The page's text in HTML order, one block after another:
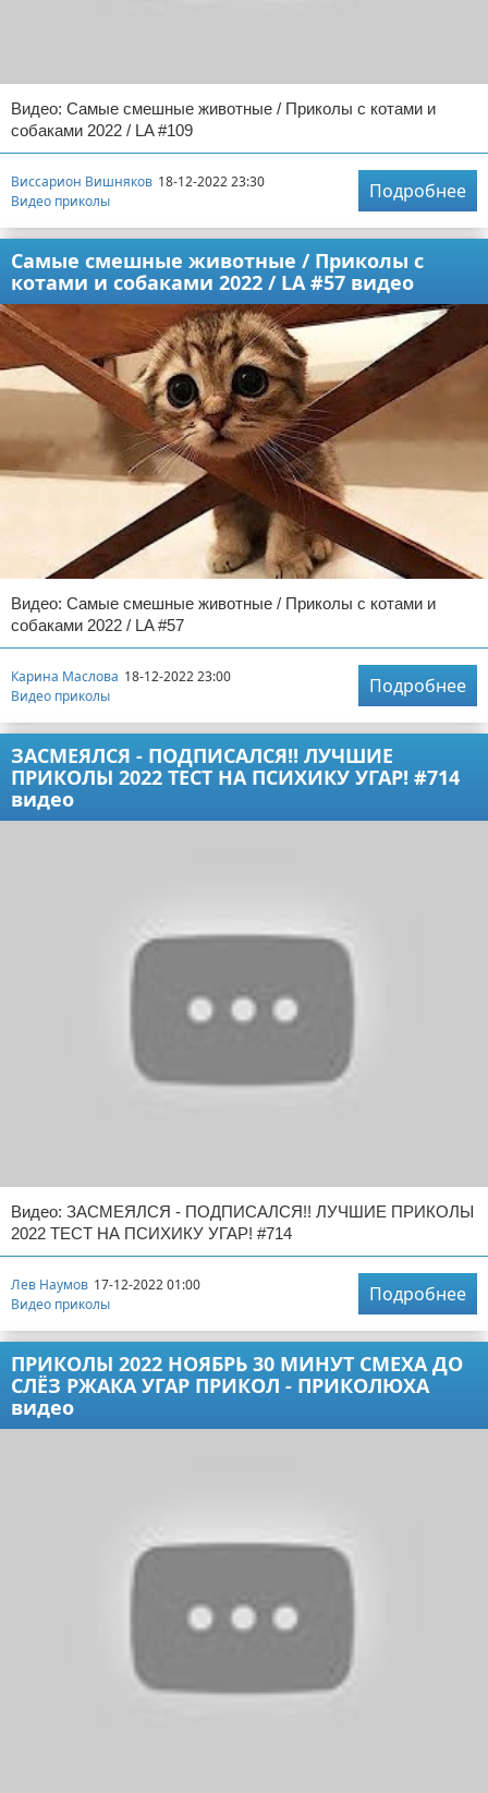
Видео: Самые смешные животные / Приколы с котами и
собаками 2022 / LA #109
Виссарион Вишняков 18-12-2022 23:30
Видео приколы
Подробнее
Самые смешные животные / Приколы с
котами и собаками 2022 / LA #57 видео
Видео: Самые смешные животные / Приколы с котами и
собаками 2022 / LA #57
Карина Маслова 18-12-2022 23:00
Видео приколы
Подробнее
ЗАСМЕЯЛСЯ - ПОДПИСАЛСЯ!! ЛУЧШИЕ
ПРИКОЛЫ 2022 ТЕСТ НА ПСИХИКУ УГАР! #714
видео
Видео: ЗАСМЕЯЛСЯ - ПОДПИСАЛСЯ!! ЛУЧШИЕ ПРИКОЛЫ
2022 ТЕСТ НА ПСИХИКУ УГАР! #714
Лев Наумов 17-12-2022 01:00
Видео приколы
Подробнее
ПРИКОЛЫ 2022 НОЯБРЬ 30 МИНУТ СМЕХА ДО
СЛЁЗ РЖАКА УГАР ПРИКОЛ - ПРИКОЛЮХА
видео